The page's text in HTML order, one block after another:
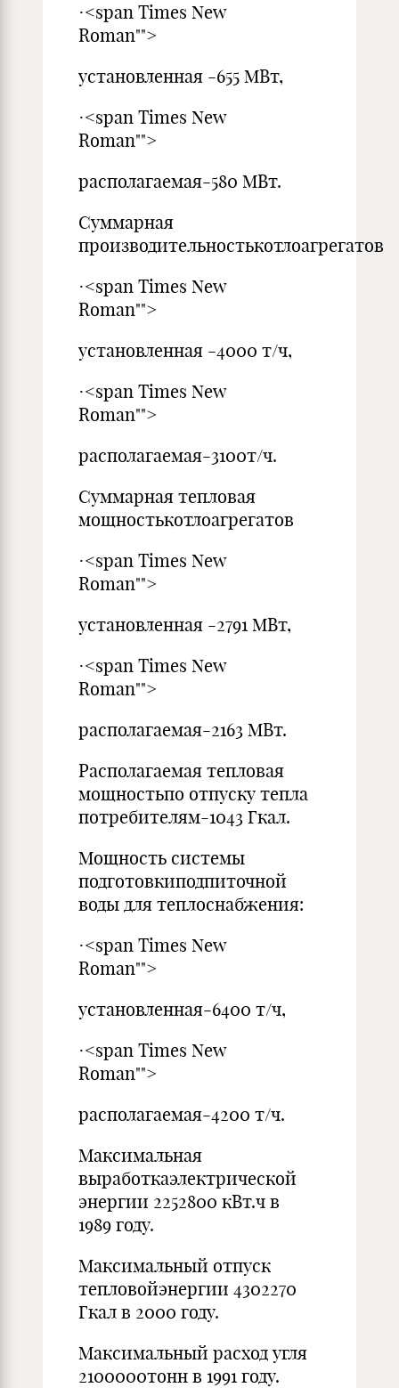
·<span Times New
Roman"">
установленная -655 МВт,
·<span Times New
Roman"">
располагаемая-580 МВт.
Суммарная
производительностькотлоагрегатов
·<span Times New
Roman"">
установленная -4000 т/ч,
·<span Times New
Roman"">
располагаемая-3100т/ч.
Суммарная тепловая
мощностькотлоагрегатов
·<span Times New
Roman"">
установленная -2791 МВт,
·<span Times New
Roman"">
располагаемая-2163 МВт.
Располагаемая тепловая
мощностьпо отпуску тепла
потребителям-1043 Гкал.
Мощность системы
подготовкиподпиточной
воды для теплоснабжения:
·<span Times New
Roman"">
установленная-6400 т/ч,
·<span Times New
Roman"">
располагаемая-4200 т/ч.
Максимальная
выработкаэлектрической
энергии 2252800 кВт.ч в
1989 году.
Максимальный отпуск
тепловойэнергии 4302270
Гкал в 2000 году.
Максимальный расход угля
2100000тонн в 1991 году.